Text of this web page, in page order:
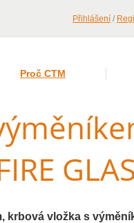
krbová vložka s
Proč CTM
Přihlášení /